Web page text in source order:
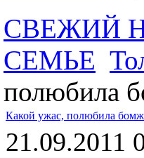
СВЕЖИЙ
СЕМЬЕ
полюбила
Какой ужас, полюбила
21.09.2011